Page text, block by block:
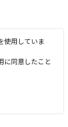
使用していま
に同意したこと